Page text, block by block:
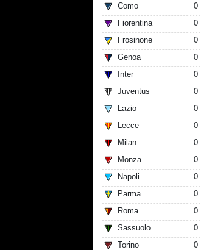
Como
0
Fiorentina
0
Frosinone
0
Genoa
0
Inter
0
Juventus
0
Lazio
0
Lecce
0
Milan
0
Monza
0
Napoli
0
Parma
0
Roma
0
Sassuolo
0
Torino
0